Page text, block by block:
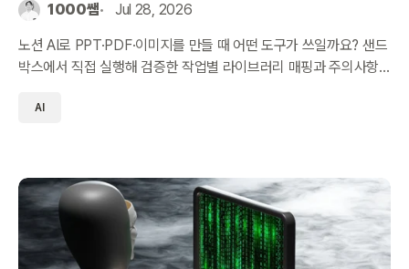
1000쌤 Jul 28, 2026
노션 AI로 PPT·PDF·이미지를 만들 때 어떤 도구가 쓰일까요? 샌드
박스에서 직접 실행해 검증한 작업별 라이브러리 매핑과 주의사항
AI